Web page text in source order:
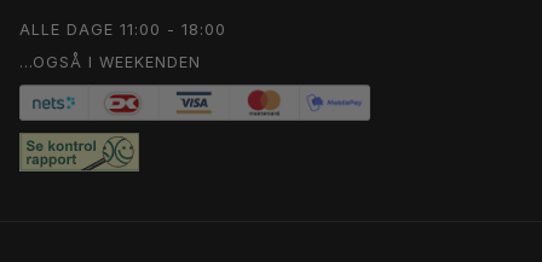
ALLE DAGE 11:00 - 18:00
...OGSÅ I WEEKENDEN